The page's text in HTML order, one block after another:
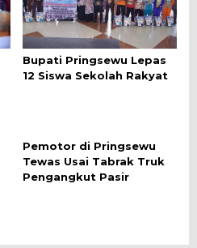
Bupati Pringsewu Lepas
12 Siswa Sekolah Rakyat
Pemotor di Pringsewu
Tewas Usai Tabrak Truk
Pengangkut Pasir